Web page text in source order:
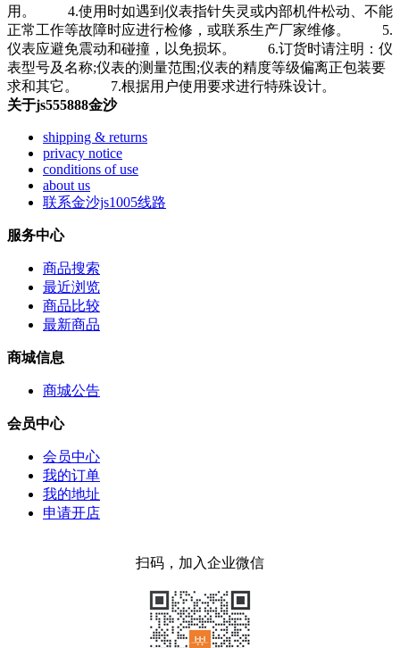
用。 4.使用时如遇到仪表指针失灵或内部机件松动、不能
正常工作等故障时应进行检修，或联系生产厂家维修。 5.
仪表应避免震动和碰撞，以免损坏。 6.订货时请注明：仪
表型号及名称;仪表的测量范围;仪表的精度等级偏离正包装要
求和其它。 7.根据用户使用要求进行特殊设计。
关于js555888金沙
shipping & returns
privacy notice
conditions of use
about us
联系金沙js1005线路
服务中心
商品搜索
最近浏览
商品比较
最新商品
商城信息
商城公告
会员中心
会员中心
我的订单
我的地址
申请开店
扫码，加入企业微信